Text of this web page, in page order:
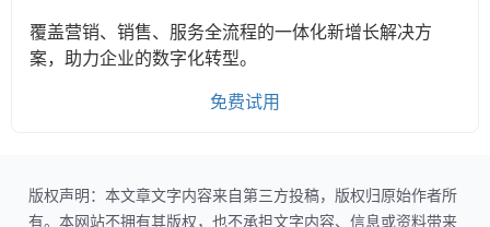
覆盖营销、销售、服务全流程的一体化新增长解决方
案，助力企业的数字化转型。
免费试用
版权声明：本文章文字内容来自第三方投稿，版权归原始作者所
有。本网站不拥有其版权，也不承担文字内容、信息或资料带来